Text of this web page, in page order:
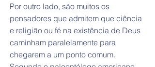
Por outro lado, são muitos os
pensadores que admitem que ciência
e religião ou fé na existência de Deus
caminham paralelamente para
chegarem a um ponto comum.